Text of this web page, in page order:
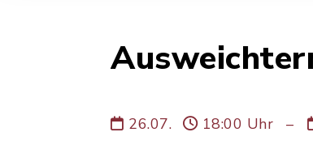
26.07. 18:00 Uhr –